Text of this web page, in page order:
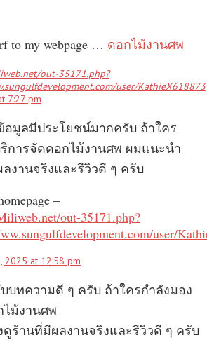
to my webpage … ดอกไม้งานศพ
out-35171.php?
user/KathieX618873
7:27 pm
มูลมีประโยชน์มากครับ ถ้าใคร
การจัดดอกไม้งานศพ ผมแนะนำ
งานจริงและรีวิวดี ๆ ครับ
–
out-35171.php?
user/
2025 at 12:58 pm
ทความดี ๆ ครับ ถ้าใครกำลังมอง
ม้งานศพ
ร้านที่มีผลงานจริงและรีวิวดี ๆ ครับ